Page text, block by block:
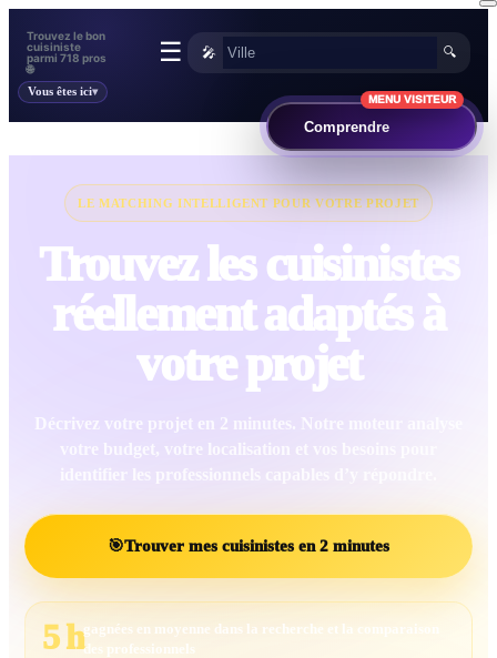
Trouvez le bon
cuisiniste
parmi 718 pros
🌐
🎤 🔍
☰
Vous êtes ici
LE MATCHING INTELLIGENT POUR VOTRE PROJET
Trouvez les cuisinistes
réellement adaptés à
votre projet
Décrivez votre projet en 2 minutes. Notre moteur analyse
votre budget, votre localisation et vos besoins pour
identifier les professionnels capables d’y répondre.
🎯Trouver mes cuisinistes en 2 minutes
5 hgagnées en moyenne dans la recherche et la comparaison
des professionnels
MENU VISITEUR
Comprendre